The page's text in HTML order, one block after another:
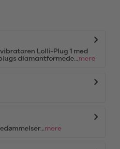
Lolli-Plug 1 med
diamantformede...mere
mere